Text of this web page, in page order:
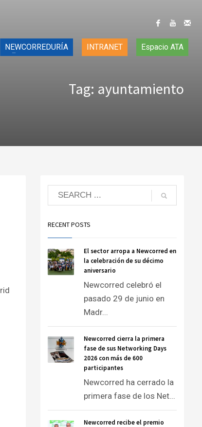
NEWCORREDURÍA INTRANET Espacio ATA
Tag: ayuntamiento
RECENT POSTS
El sector arropa a Newcorred en
la celebración de su décimo
aniversario
Newcorred celebró el
pasado 29 de junio en
Madr...
Newcorred cierra la primera
fase de sus Networking Days
2026 con más de 600
participantes
Newcorred ha cerrado la
primera fase de los Net...
Newcorred recibe el premio